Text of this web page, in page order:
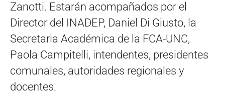
Zanotti. Estarán acompañados por el
Director del INADEP, Daniel Di Giusto, la
Secretaria Académica de la FCA-UNC,
Paola Campitelli, intendentes, presidentes
comunales, autoridades regionales y
docentes.